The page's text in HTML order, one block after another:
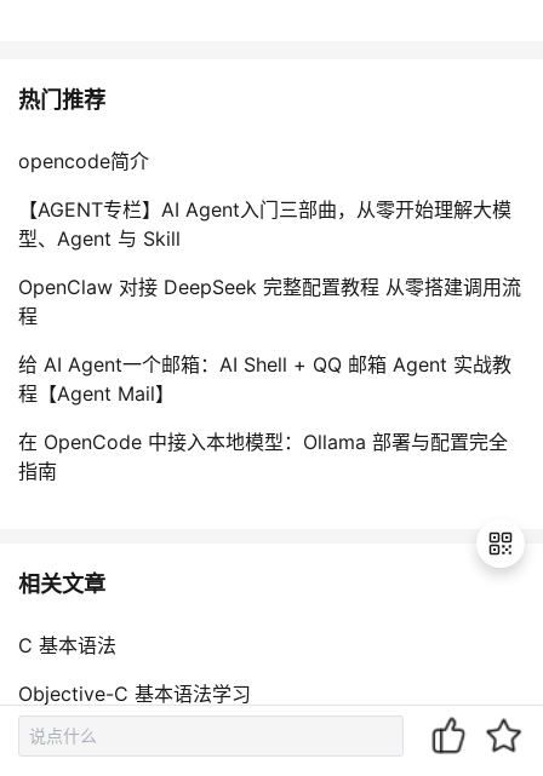
热门推荐
opencode简介
【AGENT专栏】AI Agent入门三部曲，从零开始理解大模
型、Agent 与 Skill
OpenClaw 对接 DeepSeek 完整配置教程 从零搭建调用流
程
给 AI Agent一个邮箱：AI Shell + QQ 邮箱 Agent 实战教
程【Agent Mail】
在 OpenCode 中接入本地模型：Ollama 部署与配置完全
指南
相关文章
C 基本语法
Objective-C 基本语法学习
基础语法总结